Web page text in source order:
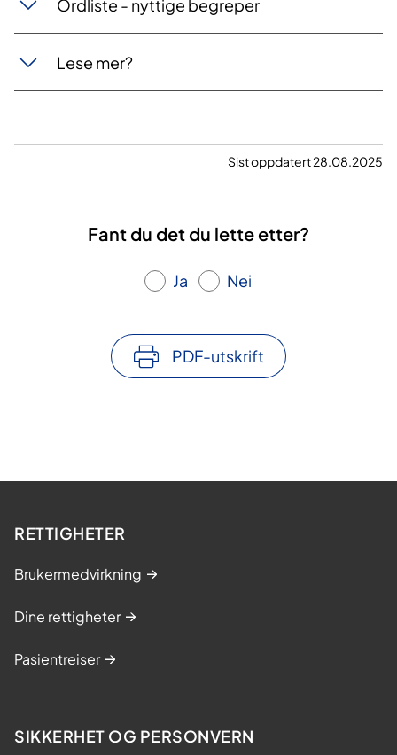
Ordliste - nyttige begreper
Lese mer?
Sist oppdatert 28.08.2025
Fant du det du lette etter?
Ja Nei
PDF-utskrift
RETTIGHETER
Brukermedvirkning
Dine rettigheter
Pasientreiser
SIKKERHET OG PERSONVERN